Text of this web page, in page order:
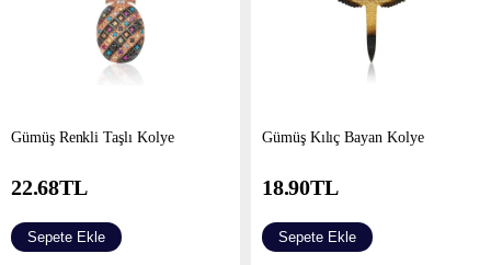
Gümüş Renkli Taşlı Kolye
22.68TL
Sepete Ekle
Gümüş Kılıç Bayan Kolye
18.90TL
Sepete Ekle